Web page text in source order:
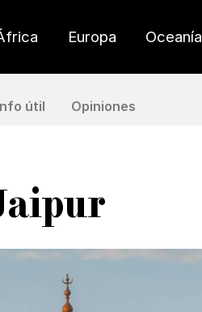
Europa Oceanía
útil Opiniones